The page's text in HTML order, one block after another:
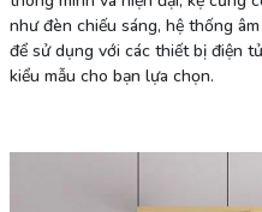
như đèn chiếu sáng, hệ thống
để sử dụng với các thiết bị điện
kiểu mẫu cho bạn lựa chọn.